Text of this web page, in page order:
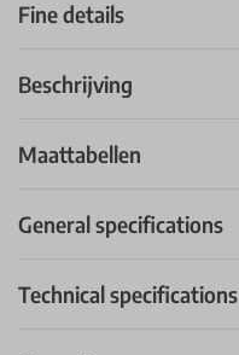
Fine details
Beschrijving
Maattabellen
General specifications
Technical specifications